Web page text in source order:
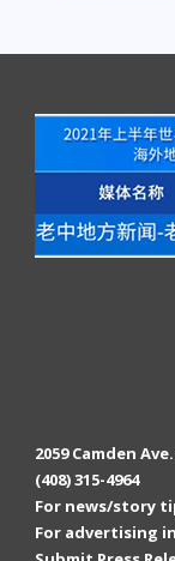
2059 Camden
(408) 315-4964
For news/story
For advertising